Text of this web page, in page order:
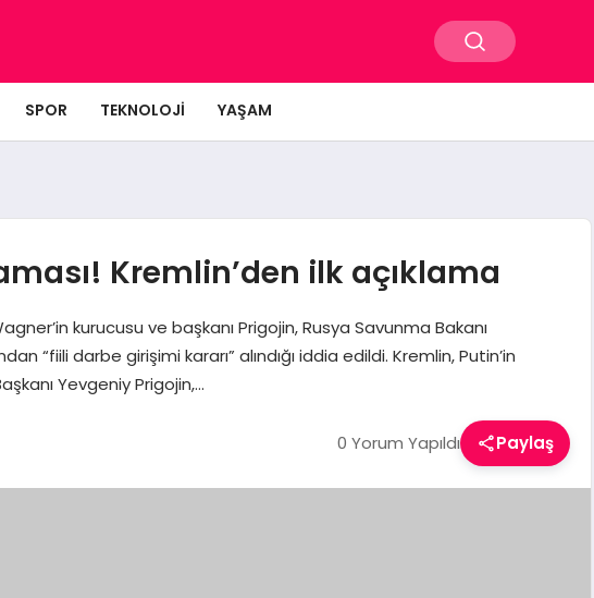
SPOR TEKNOLOJI YAŞAM
Kremlin’den ilk açıklama
kurucusu ve başkanı Prigojin, Rusya Savunma Bakanı
“fiili darbe girişimi kararı” alındığı iddia edildi. Kremlin, Putin’in
Yevgeniy Prigojin,…
0 Yorum Yapıldı Paylaş